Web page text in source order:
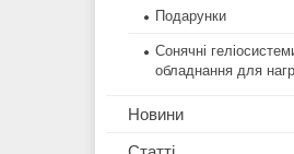
Подарунки
Сонячні
обладнання для
Новини